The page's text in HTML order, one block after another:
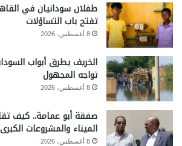
طفلان سودانيان في
تفتح باب التساؤلات
8 أغسطس، 2026
الخريف يطرق أبواب
تواجه المجهول
8 أغسطس، 2026
صفقة أبو عمامة.. كيف
الميناء والمشروعات
8 أغسطس، 2026